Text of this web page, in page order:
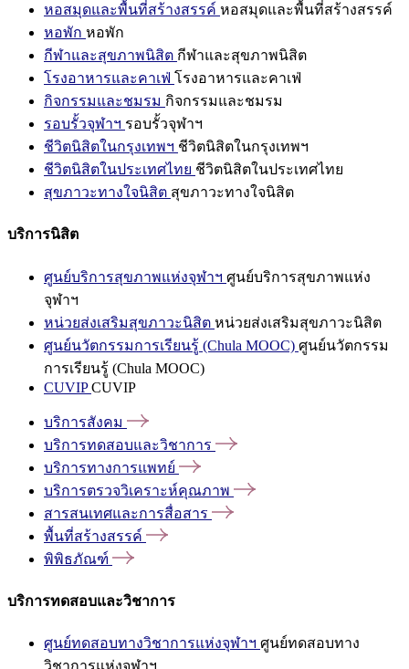
หอสมุดและพื้นที่สร้างสรรค์ หอสมุดและพื้นที่สร้างสรรค์
หอพัก หอพัก
กีฬาและสุขภาพนิสิต กีฬาและสุขภาพนิสิต
โรงอาหารและคาเฟ่ โรงอาหารและคาเฟ่
กิจกรรมและชมรม กิจกรรมและชมรม
รอบรั้วจุฬาฯ รอบรั้วจุฬาฯ
ชีวิตนิสิตในกรุงเทพฯ ชีวิตนิสิตในกรุงเทพฯ
ชีวิตนิสิตในประเทศไทย ชีวิตนิสิตในประเทศไทย
สุขภาวะทางใจนิสิต สุขภาวะทางใจนิสิต
บริการนิสิต
ศูนย์บริการสุขภาพแห่งจุฬาฯ ศูนย์บริการสุขภาพแห่ง
จุฬาฯ
หน่วยส่งเสริมสุขภาวะนิสิต หน่วยส่งเสริมสุขภาวะนิสิต
ศูนย์นวัตกรรมการเรียนรู้ (Chula MOOC) ศูนย์นวัตกรรม
การเรียนรู้ (Chula MOOC)
CUVIPCUVIP
บริการสังคม
บริการทดสอบและวิชาการ
บริการทางการแพทย์
บริการตรวจวิเคราะห์คุณภาพ
สารสนเทศและการสื่อสาร
พื้นที่สร้างสรรค์
พิพิธภัณฑ์
บริการทดสอบและวิชาการ
ศูนย์ทดสอบทางวิชาการแห่งจุฬาฯ ศูนย์ทดสอบทาง
วิชาการแห่งจุฬาฯ